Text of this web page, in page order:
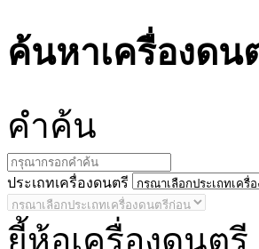
ค้นหาเครื่องดน
คำค้น
ประเถทเครื่องดนตรี
ยี้ห้อเครื่องดนตรี